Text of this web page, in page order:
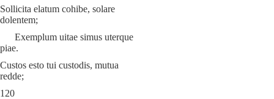
Sollicita elatum cohibe, solare
dolentem;
Exemplum uitae simus uterque
piae.
Custos esto tui custodis, mutua
redde;
120